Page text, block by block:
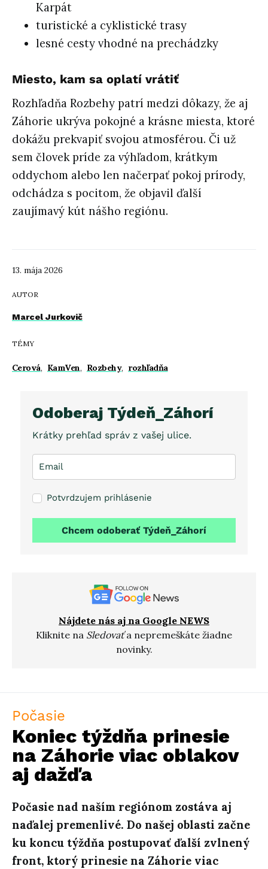
13. mája 2026
AUTOR
Marcel Jurkovič
TÉMY
Cerová, KamVen, Rozbehy, rozhľadňa
Karpát
turistické a cyklistické trasy
lesné cesty vhodné na prechádzky
Miesto, kam sa oplatí vrátiť
Rozhľadňa Rozbehy patrí medzi dôkazy, že aj
Záhorie ukrýva pokojné a krásne miesta, ktoré
dokážu prekvapiť svojou atmosférou. Či už
sem človek príde za výhľadom, krátkym
oddychom alebo len načerpať pokoj prírody,
odchádza s pocitom, že objavil ďalší
zaujímavý kút nášho regiónu.
Odoberaj Týdeň_Záhorí
Krátky prehľad správ z vašej ulice.
Potvrdzujem prihlásenie
Chcem odoberať Týdeň_Záhorí
Nájdete nás aj na Google NEWS
Kliknite na Sledovaťa nepremeškáte žiadne
novinky.
Počasie
Koniec týždňa prinesie
na Záhorie viac oblakov
aj dažďa
Počasie nad naším regiónom zostáva aj
naďalej premenlivé. Do našej oblasti začne
ku koncu týždňa postupovať ďalší zvlnený
front, ktorý prinesie na Záhorie viac